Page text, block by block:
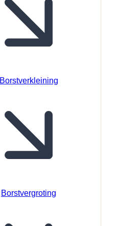
Borstverkleining
Borstvergroting